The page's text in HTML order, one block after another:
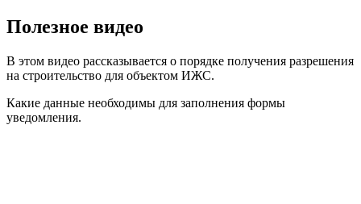
Полезное видео
В этом видео рассказывается о порядке получения разрешения
на строительство для объектом ИЖС.
Какие данные необходимы для заполнения формы
уведомления.